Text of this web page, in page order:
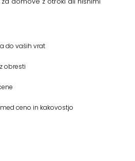
do vaših vrat
obresti
ceno in kakovostjo